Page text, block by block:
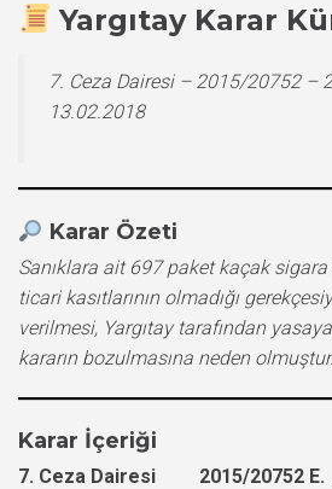
Yargıtay Karar
7. Ceza Dairesi – 2015/20752 –
13.02.2018
Karar Özeti
Sanıklara ait 697 paket kaçak
ticari kasıtlarının olmadığı
verilmesi, Yargıtay tarafından
kararın bozulmasına neden olmuştur.
Karar İçeriği
7. Ceza Dairesi 2015/20752 E.